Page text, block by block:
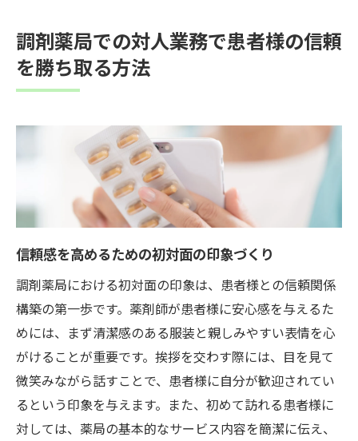
調剤薬局での対人業務で患者様の信頼
を勝ち取る方法
信頼感を高めるための初対面の印象づくり
調剤薬局における初対面の印象は、患者様との信頼関係
構築の第一歩です。薬剤師が患者様に安心感を与えるた
めには、まず清潔感のある服装と親しみやすい表情を心
がけることが重要です。挨拶を交わす際には、目を見て
微笑みながら話すことで、患者様に自分が歓迎されてい
るという印象を与えます。また、初めて訪れる患者様に
対しては、薬局の基本的なサービス内容を簡潔に伝え、